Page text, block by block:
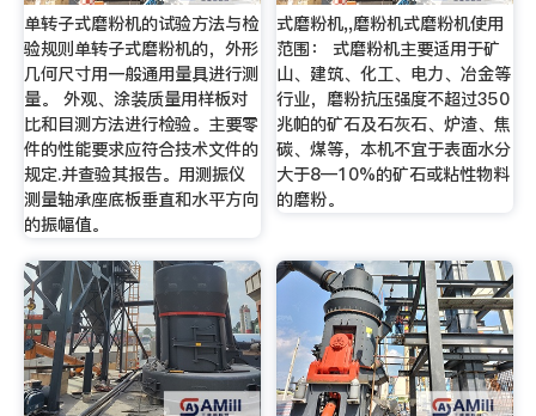
单转子式磨粉机的试验方法与检
验规则单转子式磨粉机的，外形
几何尺寸用一般通用量具进行测
量。 外观、涂装质量用样板对
比和目测方法进行检验。主要零
件的性能要求应符合技术文件的
规定.并查验其报告。用测振仪
测量轴承座底板垂直和水平方向
的振幅值。
式磨粉机,,磨粉机式磨粉机使用
范围： 式磨粉机主要适用于矿
山、建筑、化工、电力、冶金等
行业，磨粉抗压强度不超过350
兆帕的矿石及石灰石、炉渣、焦
碳、煤等，本机不宜于表面水分
大于8—10%的矿石或粘性物料
的磨粉。